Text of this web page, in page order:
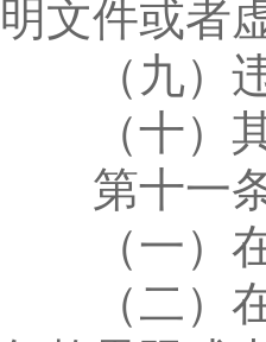
明文件或者
（九）违
（十）其
第十一条
（一）在
（二）在